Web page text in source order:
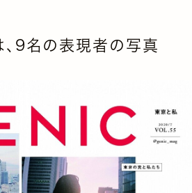
9名の表現者の写真